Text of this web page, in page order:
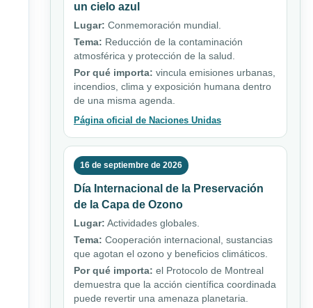
un cielo azul
Lugar: Conmemoración mundial.
Tema: Reducción de la contaminación
atmosférica y protección de la salud.
Por qué importa: vincula emisiones urbanas,
incendios, clima y exposición humana dentro
de una misma agenda.
Página oficial de Naciones Unidas
16 de septiembre de 2026
Día Internacional de la Preservación
de la Capa de Ozono
Lugar: Actividades globales.
Tema: Cooperación internacional, sustancias
que agotan el ozono y beneficios climáticos.
Por qué importa: el Protocolo de Montreal
demuestra que la acción científica coordinada
puede revertir una amenaza planetaria.